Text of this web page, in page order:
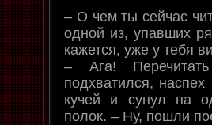
– О чем ты сейчас
одной из, упавших
кажется, уже у тебя
– Ага!
подхватился,
кучей и сунул на
полок. – Ну, пошли